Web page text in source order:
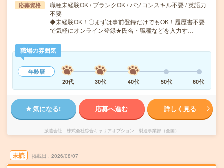
応募資格
職種未経験OK / ブランクOK / パソコンスキル不要 / 英語力
不要
◆未経験OK！〇まずは事前登録だけでもOK！履歴書不要
で気軽にオンライン登録★氏名・職種などを入力す…
職場の雰囲気
年齢層
20代
30代 40代 50代 60代
気になる! 応募へ進む 詳しく見る
派遣会社 株式会社綜合キャリアオプション 製造事業部（全国）
未読 掲載日 2026/08/07